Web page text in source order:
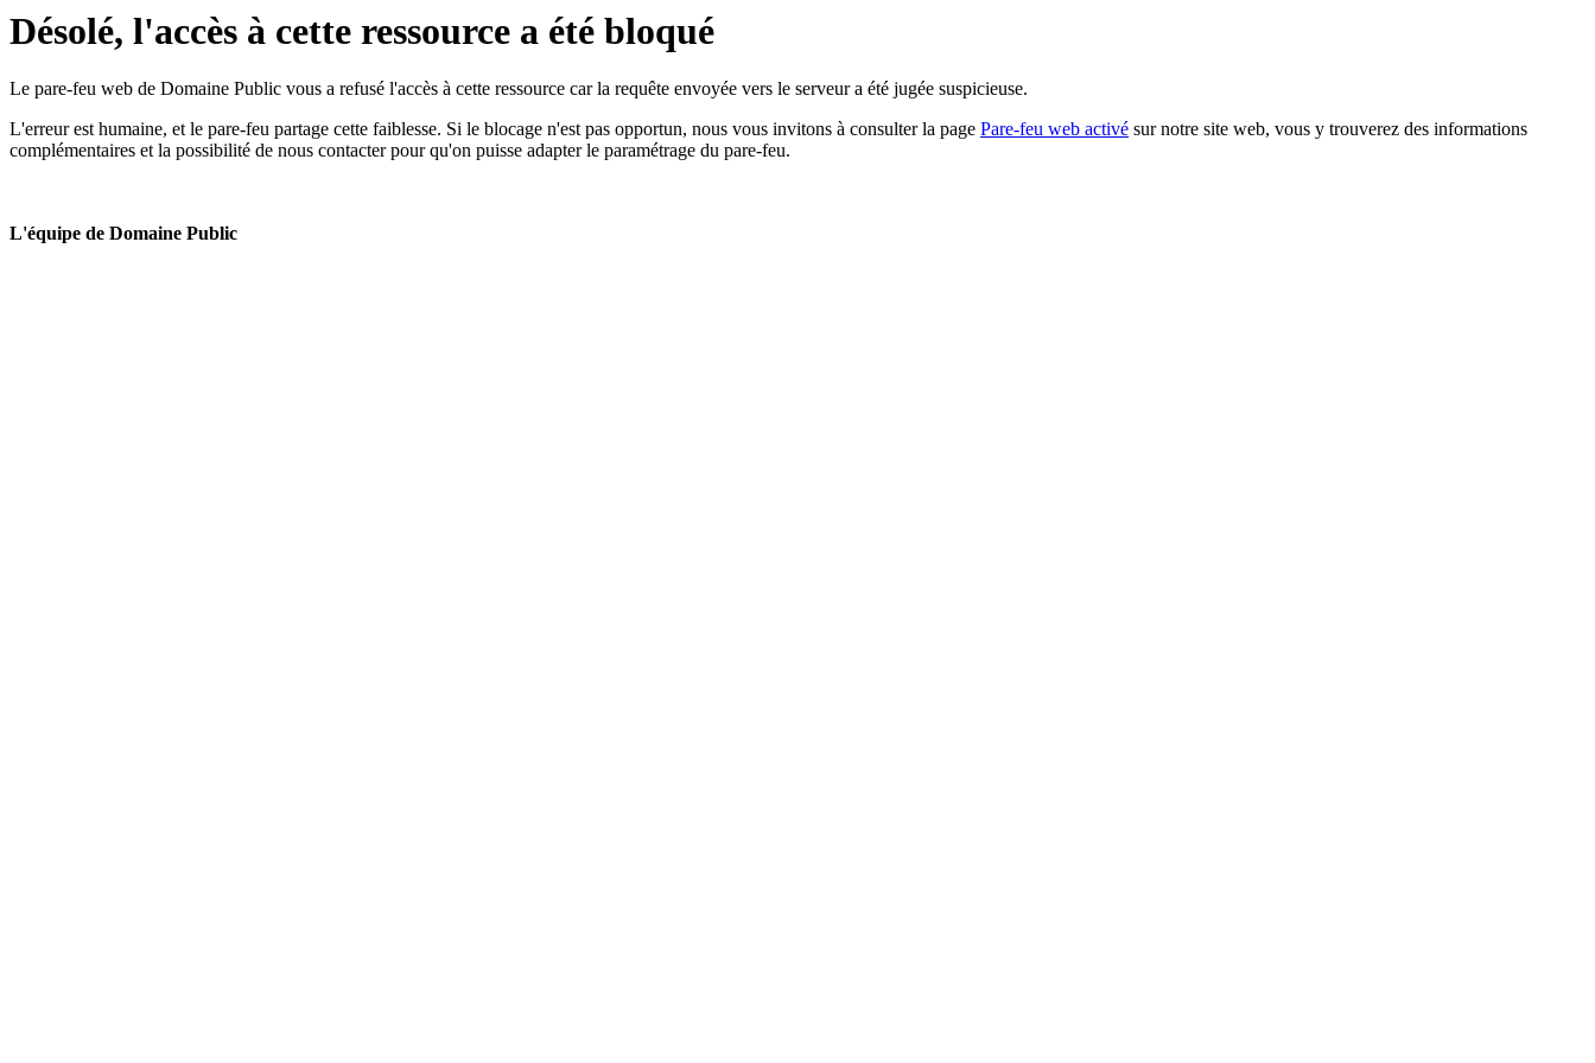
Désolé, l'accès à cette ressource a été bloqué
Le pare-feu web de Domaine Public vous a refusé l'accès à cette ressource car la requête envoyée vers le serveur a été jugée suspicieuse.
L'erreur est humaine, et le pare-feu partage cette faiblesse. Si le blocage n'est pas opportun, nous vous invitons à consulter la page Pare-feu web activé sur notre site web, vous y trouverez des informations
complémentaires et la possibilité de nous contacter pour qu'on puisse adapter le paramétrage du pare-feu.
L'équipe de Domaine Public